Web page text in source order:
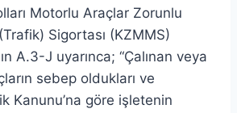
Motorlu Araçlar Zorunlu
Sigortası (KZMMS)
A.3-J uyarınca; “Çalınan veya
sebep oldukları ve
Kanunu’na göre işletenin